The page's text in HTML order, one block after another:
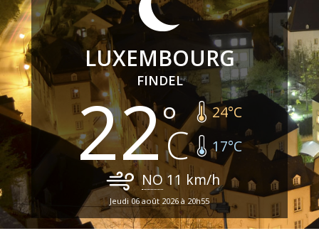
LUXEMBOURG
FINDEL
22 24°C
17°C
NO 11 km/h
Jeudi 06 août 2026 à 20h55